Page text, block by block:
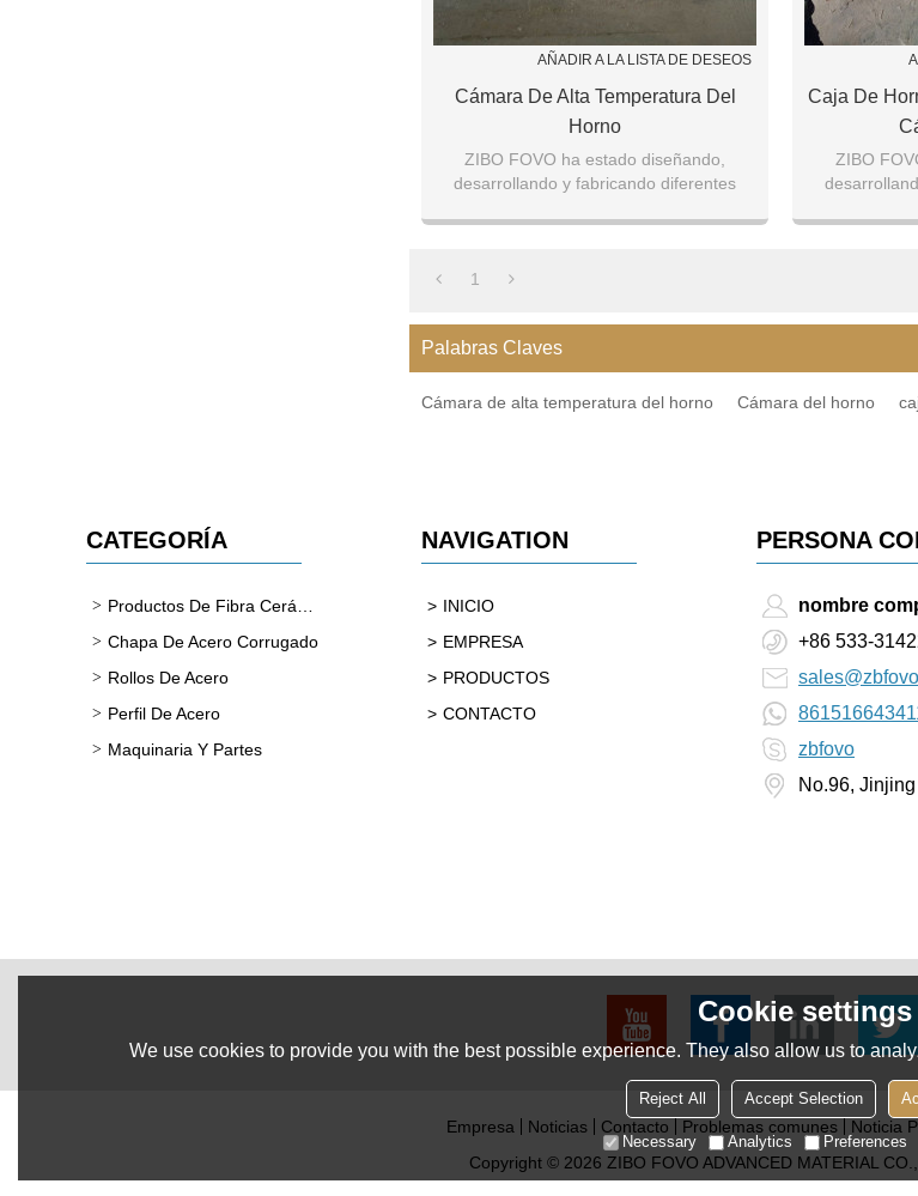
AÑADIR A LA LISTA DE DESEOS
Cámara De Alta Temperatura Del
Horno
ZIBO FOVO ha estado diseñando,
desarrollando y fabricando diferentes
Caja De
ZIBO
1
Palabras Claves
Cámara de alta temperatura del horno Cámara del horno
CATEGORÍA
Productos De Fibra Cerámica
Chapa De Acero Corrugado
Rollos De Acero
Perfil De Acero
Maquinaria Y Partes
NAVIGATION
INICIO
EMPRESA
PRODUCTOS
CONTACTO
PERSONA
nombre
+86 533-
zbfovo
No.96,
Empresa Noticias Contacto Problemas comunes Noticia
Copyright © 2026 ZIBO FOVO ADVANCED MATERIAL
Cookie settings
We use cookies to provide you with the best possible experience. They also allow us to
Reject All Accept Selection
Necessary Analytics Preferences